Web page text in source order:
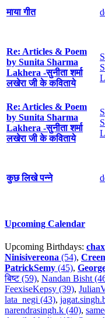
माया गीत
Re: Articles & Poem
by Sunita Sharma
Lakhera -सुनीता शर्मा
लखेरा जी के कविताये
Re: Articles & Poem
by Sunita Sharma
Lakhera -सुनीता शर्मा
लखेरा जी के कविताये
कुछ लिखे पन्ने
Upcoming Calendar
Upcoming Birthdays:
Ninisivereona (54),
PatrickSemy (45),
बिष्ट (59), Nandan Bisht
FeexiseKepsy (39),
lata_negi (43),
narendrasingh.k (40),